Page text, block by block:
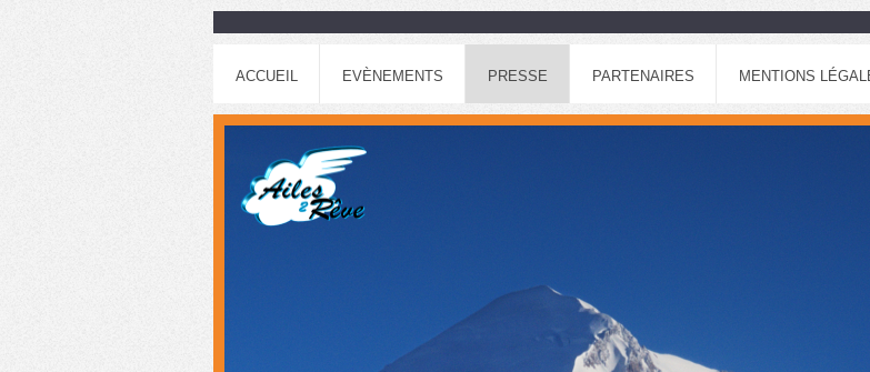
ACCUEIL EVÈNEMENTS PRESSE PARTENAIRES MENTIONS